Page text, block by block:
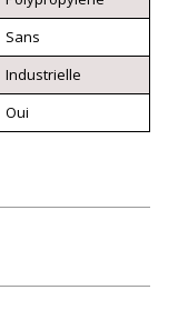
Sans
Industrielle
Oui